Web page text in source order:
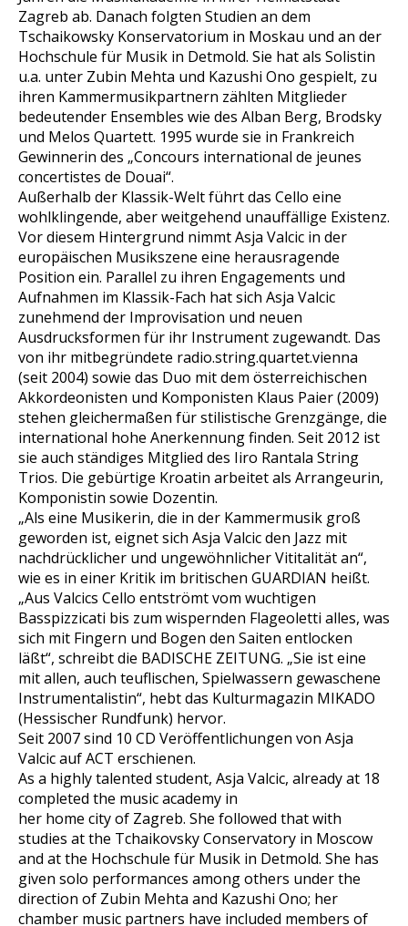
Zagreb ab. Danach folgten Studien an dem
Tschaikowsky Konservatorium in Moskau und an der
Hochschule für Musik in Detmold. Sie hat als Solistin
u.a. unter Zubin Mehta und Kazushi Ono gespielt, zu
ihren Kammermusikpartnern zählten Mitglieder
bedeutender Ensembles wie des Alban Berg, Brodsky
und Melos Quartett. 1995 wurde sie in Frankreich
Gewinnerin des „Concours international de jeunes
concertistes de Douai“.
Außerhalb der Klassik-Welt führt das Cello eine
wohlklingende, aber weitgehend unauffällige Existenz.
Vor diesem Hintergrund nimmt Asja Valcic in der
europäischen Musikszene eine herausragende
Position ein. Parallel zu ihren Engagements und
Aufnahmen im Klassik-Fach hat sich Asja Valcic
zunehmend der Improvisation und neuen
Ausdrucksformen für ihr Instrument zugewandt. Das
von ihr mitbegründete radio.string.quartet.vienna
(seit 2004) sowie das Duo mit dem österreichischen
Akkordeonisten und Komponisten Klaus Paier (2009)
stehen gleichermaßen für stilistische Grenzgänge, die
international hohe Anerkennung finden. Seit 2012 ist
sie auch ständiges Mitglied des Iiro Rantala String
Trios. Die gebürtige Kroatin arbeitet als Arrangeurin,
Komponistin sowie Dozentin.
„Als eine Musikerin, die in der Kammermusik groß
geworden ist, eignet sich Asja Valcic den Jazz mit
nachdrücklicher und ungewöhnlicher Vititalität an“,
wie es in einer Kritik im britischen GUARDIAN heißt.
„Aus Valcics Cello entströmt vom wuchtigen
Basspizzicati bis zum wispernden Flageoletti alles, was
sich mit Fingern und Bogen den Saiten entlocken
läßt“, schreibt die BADISCHE ZEITUNG. „Sie ist eine
mit allen, auch teuflischen, Spielwassern gewaschene
Instrumentalistin“, hebt das Kulturmagazin MIKADO
(Hessischer Rundfunk) hervor.
Seit 2007 sind 10 CD Veröffentlichungen von Asja
Valcic auf ACT erschienen.
As a highly talented student, Asja Valcic, already at 18
completed the music academy in
her home city of Zagreb. She followed that with
studies at the Tchaikovsky Conservatory in Moscow
and at the Hochschule für Musik in Detmold. She has
given solo performances among others under the
direction of Zubin Mehta and Kazushi Ono; her
chamber music partners have included members of